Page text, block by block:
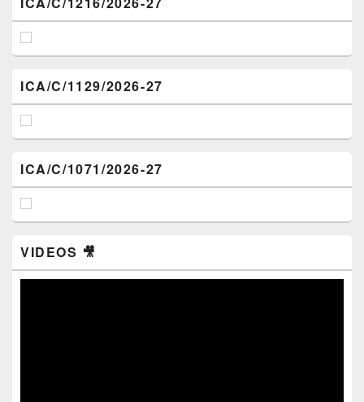
ICA/C/1129/2026-27
ICA/C/1071/2026-27
VIDEOS 🎥